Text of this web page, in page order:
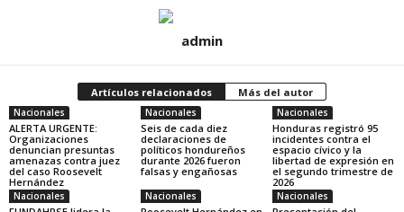
admin
Artículos relacionados Más del autor
Nacionales
ALERTA URGENTE:
Organizaciones
denuncian presuntas
amenazas contra juez
del caso Roosevelt
Hernández
Nacionales
Seis de cada diez
declaraciones de
políticos hondureños
durante 2026 fueron
falsas y engañosas
Nacionales
Honduras registró 95
incidentes contra el
espacio cívico y la
libertad de expresión en
el segundo trimestre de
2026
Nacionales Nacionales Nacionales